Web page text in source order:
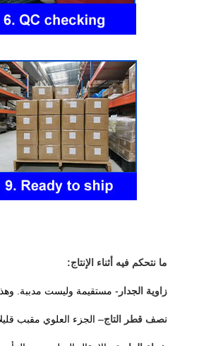
ما نتحكم فيه أثناء الإنتاج:
زاوية الجدار - مستقيمة وليست مدببة.
نصف قطر التاج– الجزء العلوي مقبب